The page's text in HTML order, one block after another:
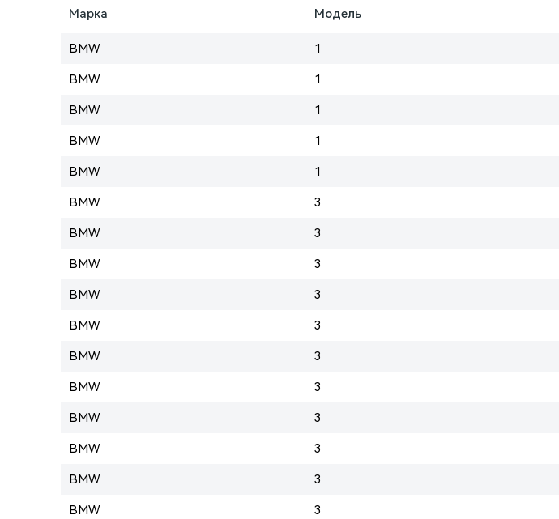
Марка Модель
BMW 1
BMW 1
BMW 1
BMW 1
BMW 1
BMW 3
BMW 3
BMW 3
BMW 3
BMW 3
BMW 3
BMW 3
BMW 3
BMW 3
BMW 3
BMW 3